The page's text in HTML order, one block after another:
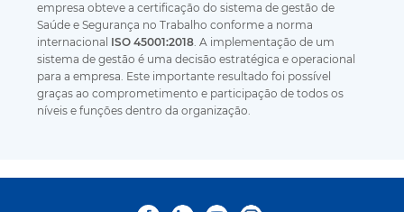
empresa obteve a certificação do sistema de gestão de
Saúde e Segurança no Trabalho conforme a norma
internacional ISO 45001:2018. A implementação de um
sistema de gestão é uma decisão estratégica e operacional
para a empresa. Este importante resultado foi possível
graças ao comprometimento e participação de todos os
níveis e funções dentro da organização.